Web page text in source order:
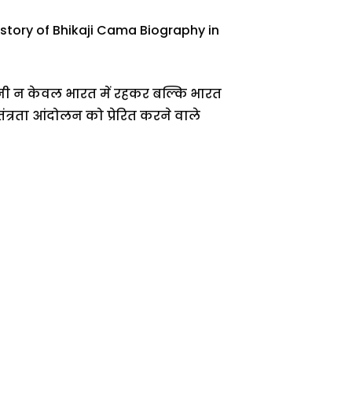
of Bhikaji Cama Biography in
न केवल भारत में रहकर बल्कि भारत
आंदोलन को प्रेरित करने वाले